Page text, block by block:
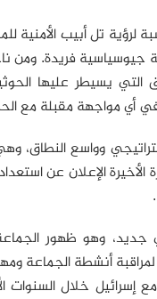
لرؤية تل أبيب الأمنية
جيوسياسية فريدة. ومن
كيلومتر تقريبًا من المناطق
وواسع النطاق، وهي
الإعلان عن
جديد، وهو ظهور
أنشطة الجماعة
خلال السنوات